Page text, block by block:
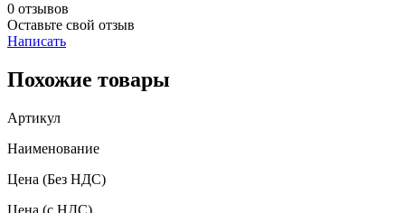
0 отзывов
Оставьте свой отзыв
Написать
Похожие товары
Артикул
Наименование
Цена (Без НДС)